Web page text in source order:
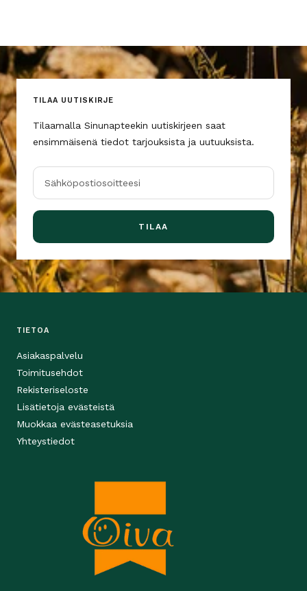
TILAA UUTISKIRJE
Tilaamalla Sinunapteekin uutiskirjeen saat
ensimmäisenä tiedot tarjouksista ja uutuuksista.
Sähköpostiosoitteesi
TILAA
TIETOA
Asiakaspalvelu
Toimitusehdot
Rekisteriseloste
Lisätietoja evästeistä
Muokkaa evästeasetuksia
Yhteystiedot